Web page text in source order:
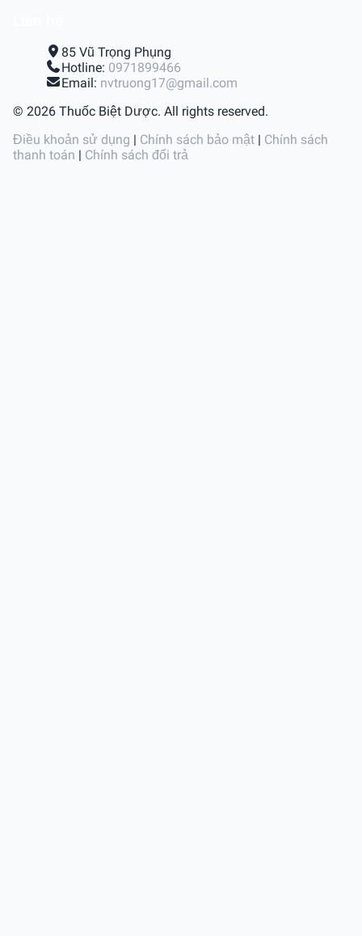
85 Vũ Trọng Phụng
Hotline: 0971899466
Email: nvtruong17@gmail.com
© 2026 Thuốc Biệt Dược. All rights reserved.
Điều khoản sử dụng | Chính sách bảo mật | Chính sách
thanh toán | Chính sách đổi trả